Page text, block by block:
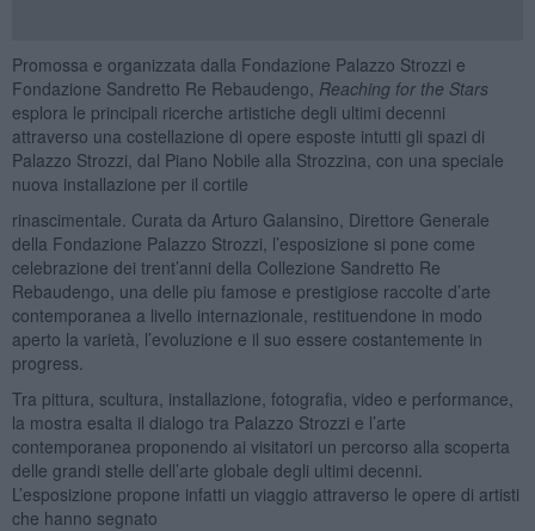
Promossa e organizzata dalla Fondazione Palazzo Strozzi e
Fondazione Sandretto Re Rebaudengo, Reaching for the Stars
esplora le principali ricerche artistiche degli ultimi decenni
attraverso una costellazione di opere esposte intutti gli spazi di
Palazzo Strozzi, dal Piano Nobile alla Strozzina, con una speciale
nuova installazione per il cortile
rinascimentale. Curata da Arturo Galansino, Direttore Generale
della Fondazione Palazzo Strozzi, l’esposizione si pone come
celebrazione dei trent’anni della Collezione Sandretto Re
Rebaudengo, una delle piu famose e prestigiose raccolte d’arte
contemporanea a livello internazionale, restituendone in modo
aperto la varietà, l’evoluzione e il suo essere costantemente in
progress.
Tra pittura, scultura, installazione, fotografia, video e performance,
la mostra esalta il dialogo tra Palazzo Strozzi e l’arte
contemporanea proponendo ai visitatori un percorso alla scoperta
delle grandi stelle dell’arte globale degli ultimi decenni.
L’esposizione propone infatti un viaggio attraverso le opere di artisti
che hanno segnato